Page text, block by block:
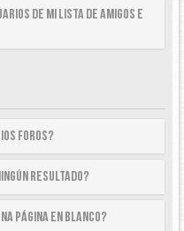
de mi lista de Amigos e
foros?
resultado?
página en blanco?